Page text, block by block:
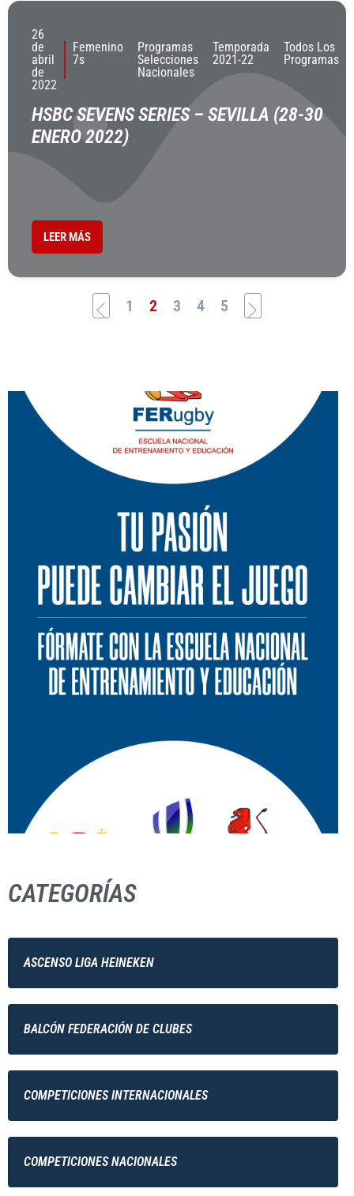
26
de
abril
de
2022
Femenino
7s
Programas
Selecciones
Nacionales
Temporada
2021-22
Todos Los
Programas
HSBC SEVENS SERIES – SEVILLA (28-30
ENERO 2022)
LEER MÁS
1 2 3 4 5
CATEGORÍAS
ASCENSO LIGA HEINEKEN
BALCÓN FEDERACIÓN DE CLUBES
COMPETICIONES INTERNACIONALES
COMPETICIONES NACIONALES